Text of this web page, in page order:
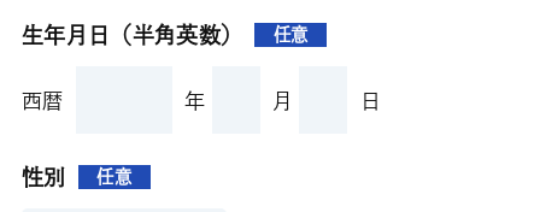
生年月日（半角英数） 任意
西暦 年 月 日
性別 任意